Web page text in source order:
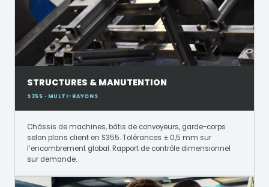
STRUCTURES & MANUTENTION
S355 · MULTI-RAYONS
Châssis de machines, bâtis de convoyeurs, garde-corps
selon plans client en S355. Tolérances ± 0,5 mm sur
l’encombrement global. Rapport de contrôle dimensionnel
sur demande.